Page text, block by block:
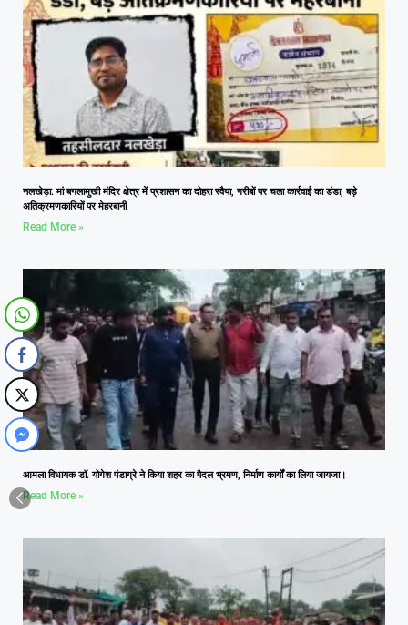
नलखेड़ा: मां बगलामुखी मंदिर क्षेत्र में प्रशासन का दोहरा रवैया, गरीबों पर चला कार्रवाई का डंडा, बड़े
अतिक्रमणकारियों पर मेहरबानी
Read More »
आमला विधायक डॉ. योगेश पंडाग्रे ने किया शहर का पैदल भ्रमण, निर्माण कार्यों का लिया जायजा।
Read More »